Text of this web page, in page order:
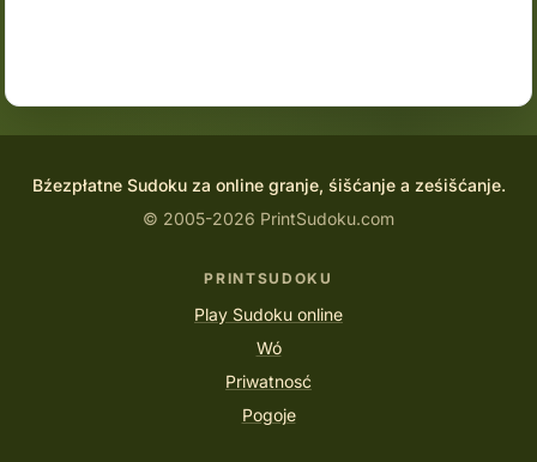
Bźezpłatne Sudoku za online granje, śišćanje a ześišćanje.
© 2005-2026 PrintSudoku.com
PRINTSUDOKU
Play Sudoku online
Wó
Priwatnosć
Pogoje